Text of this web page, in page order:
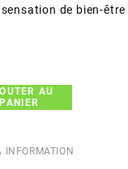
de bien-
AU
PANIER
INFORMATION